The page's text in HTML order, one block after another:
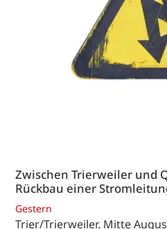
Zwischen Trierweiler und
Rückbau einer
Gestern
Trier/Trierweiler. Mitte